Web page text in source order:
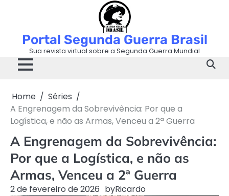
Portal Segunda Guerra Brasil
Sua revista virtual sobre a Segunda Guerra Mundial
Home
Séries
A Engrenagem da Sobrevivência: Por que a
Logística, e não as Armas, Venceu a 2ª Guerra
A Engrenagem da Sobrevivência:
Por que a Logística, e não as
Armas, Venceu a 2ª Guerra
2 de fevereiro de 2026 byRicardo